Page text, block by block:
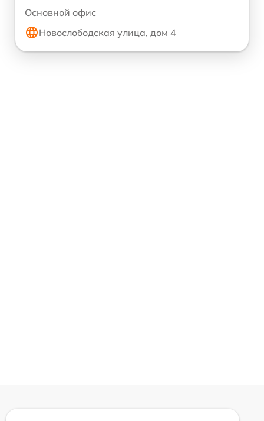
Основной офис
Новослободская улица, дом 4